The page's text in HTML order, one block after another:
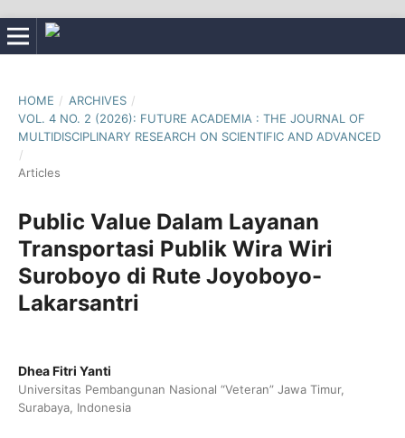
HOME / ARCHIVES /
VOL. 4 NO. 2 (2026): FUTURE ACADEMIA : THE JOURNAL OF
MULTIDISCIPLINARY RESEARCH ON SCIENTIFIC AND ADVANCED
/
Articles
Public Value Dalam Layanan
Transportasi Publik Wira Wiri
Suroboyo di Rute Joyoboyo-
Lakarsantri
Dhea Fitri Yanti
Universitas Pembangunan Nasional “Veteran” Jawa Timur,
Surabaya, Indonesia